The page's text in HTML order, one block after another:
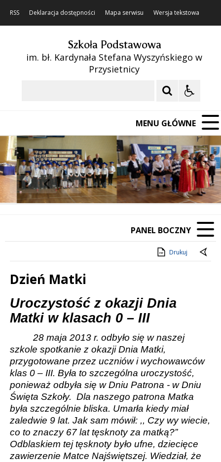
RSS Deklaracja dostępności Mapa serwisu Wersja tekstowa
Szkoła Podstawowa
im. bł. Kardynała Stefana Wyszyńskiego w
Przysietnicy
MENU GŁÓWNE
Poprzedni Element
Następny Element
❚❚
PANEL BOCZNY
Drukuj
Dzień Matki
Treść
Uroczystość z okazji Dnia
Matki w klasach 0 – III
28 maja 2013 r. odbyło się w naszej
szkole spotkanie z okazji Dnia Matki,
przygotowane przez uczniów i wychowawców
klas 0 – III. Była to szczególna uroczystość,
ponieważ odbyła się w Dniu Patrona - w Dniu
Święta Szkoły. Dla naszego patrona Matka
była szczególnie bliska. Umarła kiedy miał
zaledwie 9 lat. Jak sam mówił: ,, Czy wy wiecie,
co to znaczy 67 lat tęsknoty za matką?”
Odblaskiem tej tęsknoty było ufne, dziecięce
zawierzenie Matce Najświętszej. Wiedział, że